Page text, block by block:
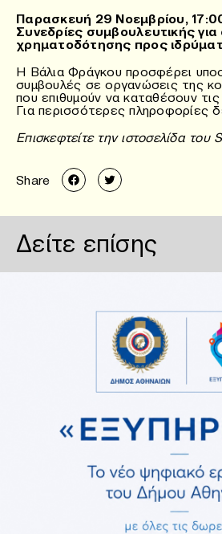
Παρασκευή 29 Νοεμβρίου,
Συνεδρίες συμβουλευτικής για
χρηματοδότησης προς
Η Βάλια Φράγκου προσφέρει
συμβουλές σε οργανώσεις της
που επιθυμούν να καταθέσουν
Για περισσότερες πληροφορίες
Επισκεφτείτε την ιστοσελίδα του
Share
Δείτε επίσης